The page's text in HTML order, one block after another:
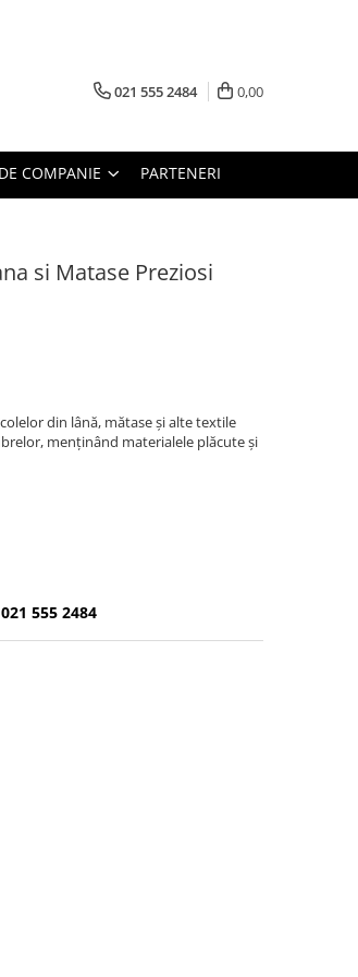
021 555 2484 0,00
COMPANIE PARTENERI
si Matase Preziosi
din lână, mătase și alte textile
menținând materialele plăcute și
021 555 2484